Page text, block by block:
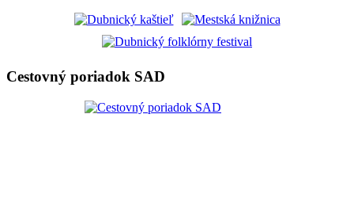
Cestovný poriadok SAD